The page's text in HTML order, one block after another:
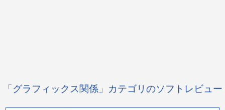
「グラフィックス関係」カテゴリのソフトレビュー